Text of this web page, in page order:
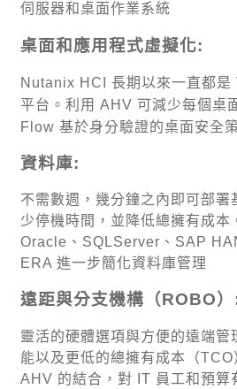
伺服器和桌面作業系統
桌面和應用程式虛擬化:
Nutanix HCI 長期以來一直都是
平台。利用 AHV 可減少每個桌
Flow 基於身分驗證的桌面安全
資料庫:
不需數週，幾分鐘之內即可部署
少停機時間，並降低總擁有成本
Oracle 、 SQLServer 、 SAP
ERA 進一步簡化資料庫管理
遠距與分支機構（ROBO）
靈活的硬體選項與方便的遠端管
能以及更低的總擁有成本（TCO
AHV 的結合，對 IT 員工和預算